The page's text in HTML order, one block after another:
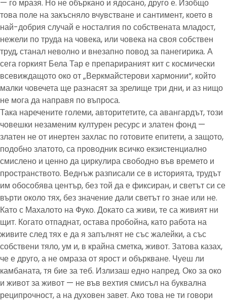
— го мразя. Но не объркано и ядосано, друго е. Изобщо
това поле на закъсняло вчувстване и сантимент, което в
най-добрия случай е носталгия по собствената младост,
нежели по труда на човека, или човека на своя собствен
труд, станал неволно и внезапно повод за панегирика. А
сега горкият Бела Тар е препарираният кит с космически
всевиждащото око от „Веркмайстерови хармонии“, който
малки човечета ще разнасят за зрелище три дни, и аз нищо
не мога да направя по въпроса.
Така наречените големи, авторитетите, са авангардът, този
човешки незаменим културен ресурс и златен фонд —
златен не от инертен захлас по готовите епитети, а защото,
подобно златото, са проводник всичко екзистенциално
смислено и ценно да циркулира свободно във времето и
пространството. Веднъж разписали се в историята, трудът
им обособява център, без той да е фиксиран, и светът си се
върти около тях, без значение дали светът го знае или не.
Като с Махалото на Фуко. Докато са живи, те са живият ни
щит. Когато отпаднат, остава пробойна, като работа на
живите след тях е да я запълнят не със жалейки, а със
собствени тяло, ум и, в крайна сметка, живот. Затова казах,
че е друго, а не омраза от ярост и объркване. Чуеш ли
камбаната, тя бие за теб. Излизаш едно напред. Око за око
и живот за живот — не във вехтия смисъл на буквална
реципрочност, а на духовен завет. Ако това не ти говори